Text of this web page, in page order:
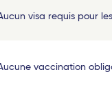
visa requis pour
vaccination